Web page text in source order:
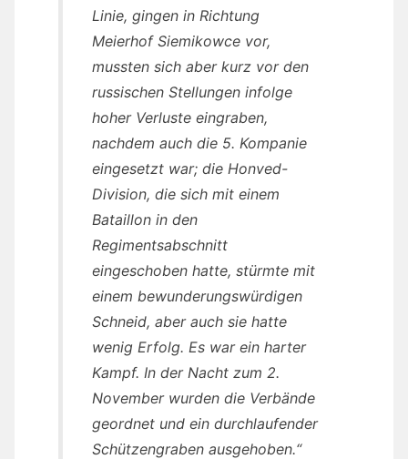
Linie, gingen in Richtung
Meierhof Siemikowce vor,
mussten sich aber kurz vor den
russischen Stellungen infolge
hoher Verluste eingraben,
nachdem auch die 5. Kompanie
eingesetzt war; die Honved-
Division, die sich mit einem
Bataillon in den
Regimentsabschnitt
eingeschoben hatte, stürmte mit
einem bewunderungswürdigen
Schneid, aber auch sie hatte
wenig Erfolg. Es war ein harter
Kampf. In der Nacht zum 2.
November wurden die Verbände
geordnet und ein durchlaufender
Schützengraben ausgehoben.“